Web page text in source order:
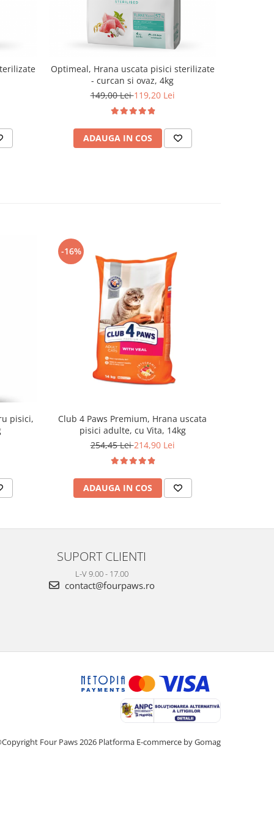
Optimeal, Hrana uscata pisici sterilizate
- curcan si ovaz, 4kg
149,00 Lei119,20 Lei
ADAUGA IN COS
pisici,
-16%
Club 4 Paws Premium, Hrana uscata
pisici adulte, cu Vita, 14kg
254,45 Lei214,90 Lei
ADAUGA IN COS
SUPORT CLIENTI
L-V 9.00 - 17.00
contact@fourpaws.ro
Four Paws 2026 Platforma E-commerce by Gomag